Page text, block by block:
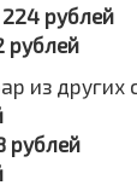
рублей
рублей
из других
рублей